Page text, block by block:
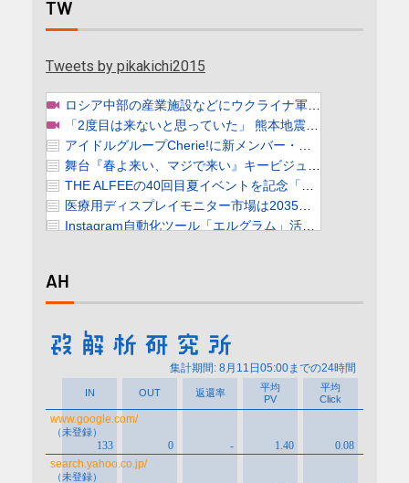
TW
Tweets by pikakichi2015
AH